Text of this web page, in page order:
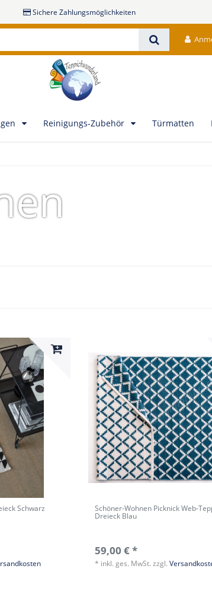
Sichere Zahlungsmöglichkeiten
Reinigungs-Zubehör Türmatten
Schwarz Schöner-Wohnen Picknick Web-
Dreieck Blau
59,00 € *
* inkl. ges. MwSt. zzgl.